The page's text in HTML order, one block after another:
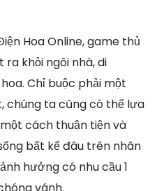
Hoa Online, game thủ
khỏi ngôi nhà, di
Chỉ buộc phải một
chúng ta cũng có thể lựa
cách thuận tiện và
bất kể đâu trên nhân
hưởng có nhu cầu 1